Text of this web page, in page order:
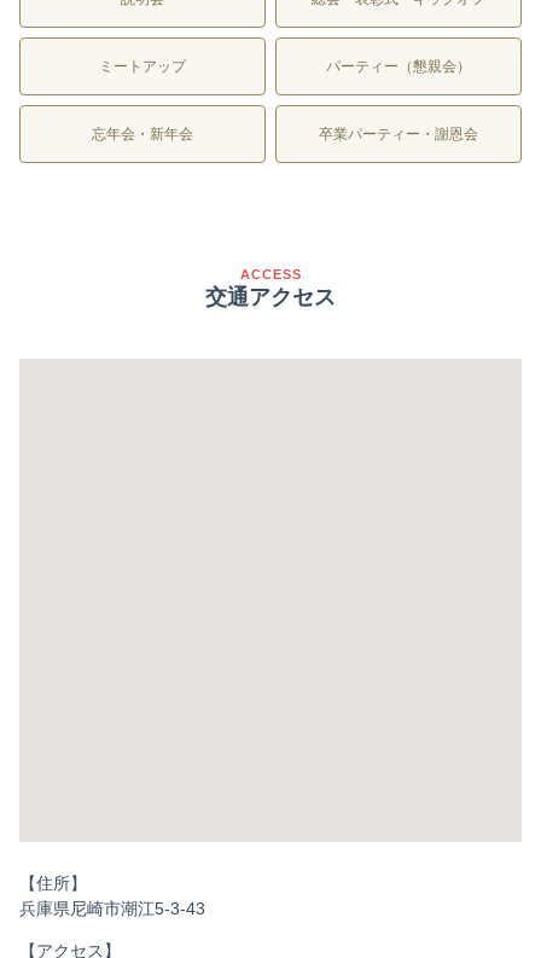
ミートアップ パーティー（懇親会）
忘年会・新年会 卒業パーティー・謝恩会
ACCESS
交通アクセス
【住所】
兵庫県尼崎市潮江5-3-43
【アクセス】